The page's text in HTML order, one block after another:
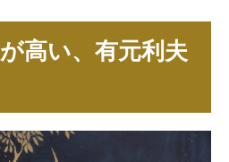
高い、有元利夫